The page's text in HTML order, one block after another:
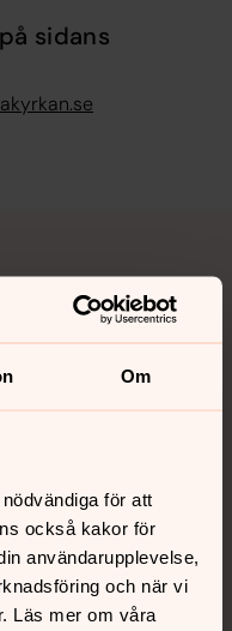
Om
för att
också kakor för
användarupplevelse,
och när vi
Läs mer om våra
sidans